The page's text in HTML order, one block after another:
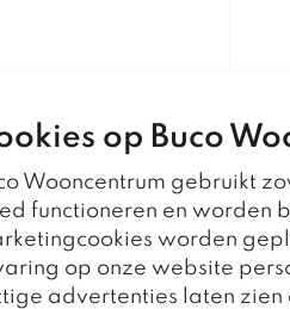
op Buco
Wooncentrum gebruikt
functioneren en worden
worden
op onze website
advertenties laten